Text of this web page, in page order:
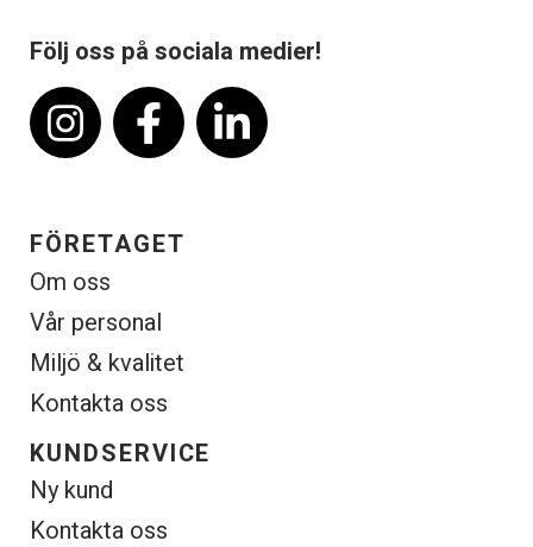
Följ oss på sociala medier!
FÖRETAGET
Om oss
Vår personal
Miljö & kvalitet
Kontakta oss
KUNDSERVICE
Ny kund
Kontakta oss